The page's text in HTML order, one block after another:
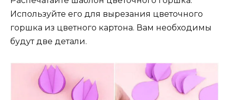
Используйте его для вырезания цветочного
горшка из цветного картона. Вам необходимы
будут две детали.